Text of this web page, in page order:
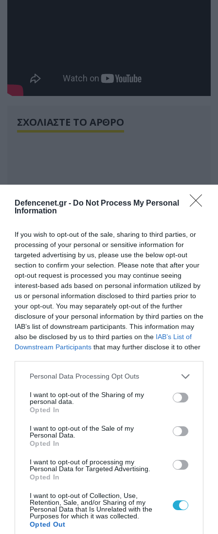
Defencenet.gr - Do Not Process My Personal
Information
If you wish to opt-out of the sale, sharing to third parties, or
processing of your personal or sensitive information for
targeted advertising by us, please use the below opt-out
section to confirm your selection. Please note that after your
opt-out request is processed you may continue seeing
interest-based ads based on personal information utilized by
us or personal information disclosed to third parties prior to
your opt-out. You may separately opt-out of the further
disclosure of your personal information by third parties on the
IAB’s list of downstream participants. This information may
also be disclosed by us to third parties on the IAB’s List of
Downstream Participants that may further disclose it to other
Please note that this website/app uses one or more Google
not limited to your visit or usage behaviour. You may click to
grant or deny consent to Google and its third-party tags to
use your data for below specified purposes in below Google
consent section.
Personal Data Processing Opt Outs
I want to opt-out of the Sharing of my
personal data.
Opted In
I want to opt-out of the Sale of my
Personal Data.
Opted In
I want to opt-out of processing my
Personal Data for Targeted Advertising.
Opted In
I want to opt-out of Collection, Use,
Retention, Sale, and/or Sharing of my
Personal Data that Is Unrelated with the
Purposes for which it was collected.
Opted Out
ΣΧΟΛΙΑΣΤΕ ΤΟ ΑΡΘΡΟ
FOCUS ON